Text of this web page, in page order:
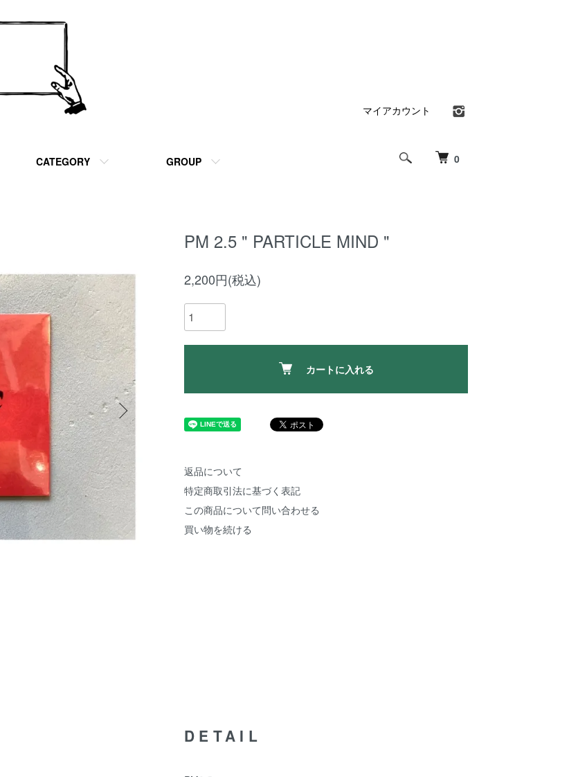
0
CATEGORY GROUP
マイアカウント
PM 2.5 " PARTICLE MIND "
2,200円(税込)
カートに入れる
返品について
特定商取引法に基づく表記
この商品について問い合わせる
買い物を続ける
DETAIL